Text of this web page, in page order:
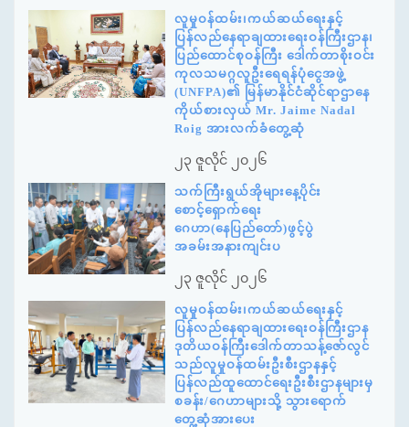
လူမှုဝန်ထမ်း၊ကယ်ဆယ်ရေးနှင့်
ပြန်လည်နေရာချထားရေးဝန်ကြီးဌာန၊
ပြည်ထောင်စုဝန်ကြီး ဒေါက်တာစိုးဝင်း
ကုလသမဂ္ဂလူဦးရေရန်ပုံငွေအဖွဲ့
(UNFPA)၏ မြန်မာနိုင်ငံဆိုင်ရာဌာနေ
ကိုယ်စားလှယ် Mr. Jaime Nadal
Roig အားလက်ခံတွေ့ဆုံ
၂၃ ဇူလိုင် ၂၀၂၆
သက်ကြီးရွယ်အိုများနေ့ပိုင်း
စောင့်ရှောက်ရေး
ဂေဟာ(နေပြည်တော်)ဖွင့်ပွဲ
အခမ်းအနားကျင်းပ
၂၃ ဇူလိုင် ၂၀၂၆
လူမှုဝန်ထမ်း၊ကယ်ဆယ်ရေးနှင့်
ပြန်လည်နေရာချထားရေးဝန်ကြီးဌာန
ဒုတိယဝန်ကြီးဒေါက်တာသန့်ဇော်လွင်
သည်လူမှုဝန်ထမ်းဦးစီးဌာနနှင့်
ပြန်လည်ထူထောင်ရေးဦးစီးဌာနများမှ
စခန်း/ဂေဟာများသို့ သွားရောက်
တွေ့ဆုံအားပေး